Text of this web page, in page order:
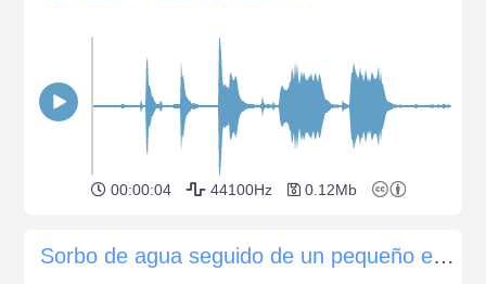
00:00:04 44100Hz 0.12Mb
Sorbo de agua seguido de un pequeño eructo